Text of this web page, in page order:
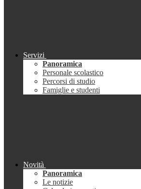
Servizi
Panoramica
Personale scolastico
Percorsi di studio
Famiglie e studenti
Novità
Panoramica
Le notizie